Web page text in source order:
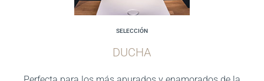
SELECCIÓN
DUCHA